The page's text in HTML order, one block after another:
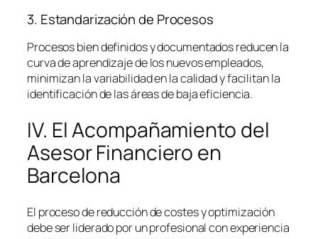
3. Estandarización de Procesos
Procesos bien definidos y documentados reducen la
curva de aprendizaje de los nuevos empleados,
minimizan la variabilidad en la calidad y facilitan la
identificación de las áreas de baja eficiencia.
IV. El Acompañamiento del
Asesor Financiero en
Barcelona
El proceso de reducción de costes y optimización
debe ser liderado por un profesional con experiencia